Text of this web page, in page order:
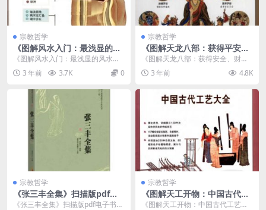
宗教哲学
《图解风水入门：最浅显的风
水入门读本》PDF电子书下载
《图解风水入门：最浅显的风水入
门读本》PDF电子书下载介绍 内容
简...3 年前 3.7K 0
宗教哲学
《图解天龙八部：获得平安、
财富、健康最直接的藏密法
《图解天龙八部：获得安全、财
富、健康最直接的藏密法门》PDF
下载介绍 内容简...
3 年前 4.8K
宗教哲学
《张三丰全集》扫描版pdf电
子书下载
《张三丰全集》扫描版pdf电子书下
宗教哲学
《图解天工开物：中国古代工
艺大全》PDF免费下载
《图解天工开物：中国古代工艺大